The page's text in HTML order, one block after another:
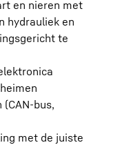
en nieren met
hydrauliek en
te
bus,
met de juiste